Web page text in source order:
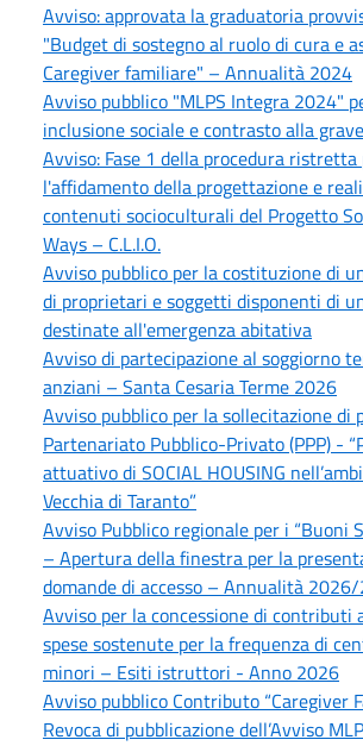
Avviso: approvata la graduatoria
"Budget di sostegno al ruolo di cura e
Caregiver familiare" – Annualità 2024
Avviso pubblico "MLPS Integra 2024"
inclusione sociale e contrasto alla
Avviso: Fase 1 della procedura ristretta
l'affidamento della progettazione e
contenuti socioculturali del Progetto
Ways – C.L.I.O.
Avviso pubblico per la costituzione di
di proprietari e soggetti disponenti di
destinate all'emergenza abitativa
Avviso di partecipazione al soggiorno
anziani – Santa Cesaria Terme 2026
Avviso pubblico per la sollecitazione di
Partenariato Pubblico-Privato (PPP) -
attuativo di SOCIAL HOUSING
Vecchia di Taranto”
Avviso Pubblico regionale per i “Buoni
– Apertura della finestra per la
domande di accesso – Annualità
Avviso per la concessione di contributi
spese sostenute per la frequenza di
minori – Esiti istruttori - Anno 2026
Avviso pubblico Contributo “Caregiver
Revoca di pubblicazione dell’Avviso